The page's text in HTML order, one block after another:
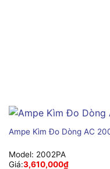
Ampe Kìm Đo Dòng AC
Model: 2002PA
Giá:3,610,000₫